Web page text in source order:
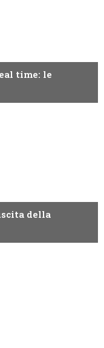
time: le
della